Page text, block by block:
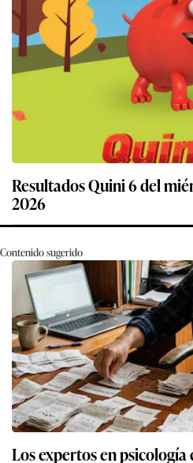
Resultados Quini 6 del
2026
Contenido sugerido
Los expertos en